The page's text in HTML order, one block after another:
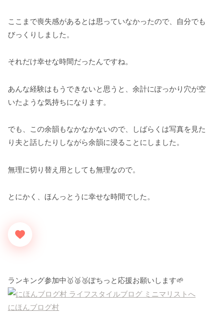
ここまで喪失感があるとは思っていなかったので、自分でも
びっくりしました。
それだけ幸せな時間だったんですね。
あんな経験はもうできないと思うと、余計にぽっかり穴が空
いたような気持ちになります。
でも、この余韻もなかなかないので、しばらくは写真を見た
り夫と話したりしながら余韻に浸ることにしました。
無理に切り替え用としても無理なので。
とにかく、ほんっとうに幸せな時間でした。
ランキング参加中🥇🥈🥉ぽちっと応援お願いします🌱
にほんブログ村